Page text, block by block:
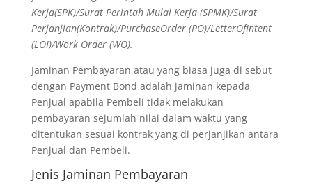
Kerja(SPK)/Surat Perintah Mulai Kerja (SPMK)/Surat
Perjanjian(Kontrak)/PurchaseOrder (PO)/LetterOfIntent
(LOI)/Work Order (WO).
Jaminan Pembayaran atau yang biasa juga di sebut
dengan Payment Bond adalah jaminan kepada
Penjual apabila Pembeli tidak melakukan
pembayaran sejumlah nilai dalam waktu yang
ditentukan sesuai kontrak yang di perjanjikan antara
Penjual dan Pembeli.
Jenis Jaminan Pembayaran